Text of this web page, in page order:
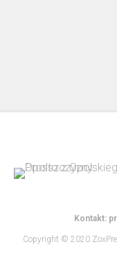
Kontakt:
Copyright © 2020